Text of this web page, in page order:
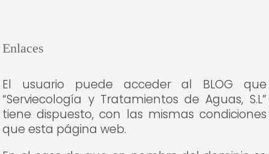
Enlaces
El usuario puede acceder al BLOG que
“Serviecología y Tratamientos de Aguas, S.L”
tiene dispuesto, con las mismas condiciones
que esta página web.